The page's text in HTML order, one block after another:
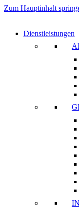
Zum Hauptinhalt
Dienstleistungen